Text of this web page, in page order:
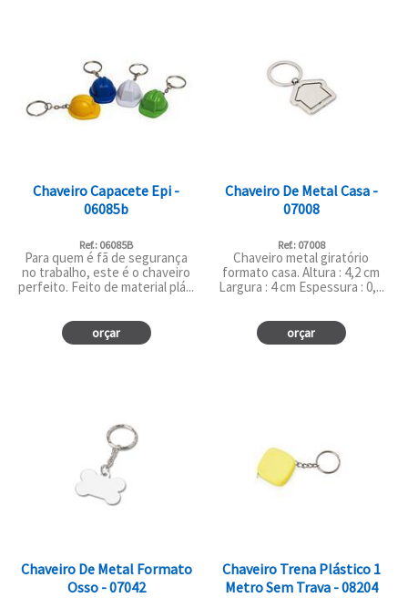
Chaveiro Capacete Epi -
06085b
Ref.: 06085B
Para quem é fã de segurança
no trabalho, este é o chaveiro
perfeito. Feito de material plá...
orçar
Chaveiro De Metal Casa -
07008
Ref.: 07008
Chaveiro metal giratório
formato casa. Altura : 4,2 cm
Largura : 4 cm Espessura : 0,...
orçar
Chaveiro De Metal Formato
Osso - 07042
Chaveiro Trena Plástico 1
Metro Sem Trava - 08204